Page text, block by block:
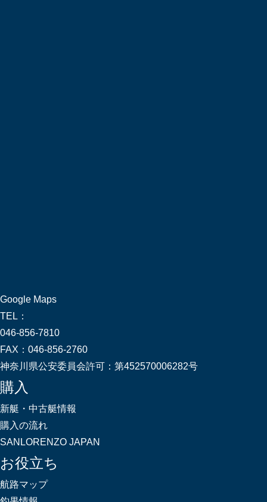
Google Maps
TEL：
046-856-7810
FAX： 046-856-2760
神奈川県公安委員会許可： 第452570006282号
購入
新艇・中古艇情報
購入の流れ
SANLORENZO JAPAN
お役立ち
航路マップ